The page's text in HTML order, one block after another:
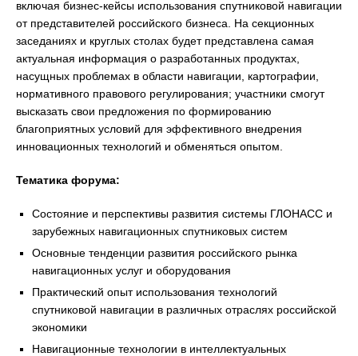
включая бизнес-кейсы использования спутниковой навигации
от представителей российского бизнеса. На секционных
заседаниях и круглых столах будет представлена самая
актуальная информация о разработанных продуктах,
насущных проблемах в области навигации, картографии,
нормативного правового регулирования; участники смогут
высказать свои предложения по формированию
благоприятных условий для эффективного внедрения
инновационных технологий и обменяться опытом.
Тематика форума:
Состояние и перспективы развития системы ГЛОНАСС и
зарубежных навигационных спутниковых систем
Основные тенденции развития российского рынка
навигационных услуг и оборудования
Практический опыт использования технологий
спутниковой навигации в различных отраслях российской
экономики
Навигационные технологии в интеллектуальных